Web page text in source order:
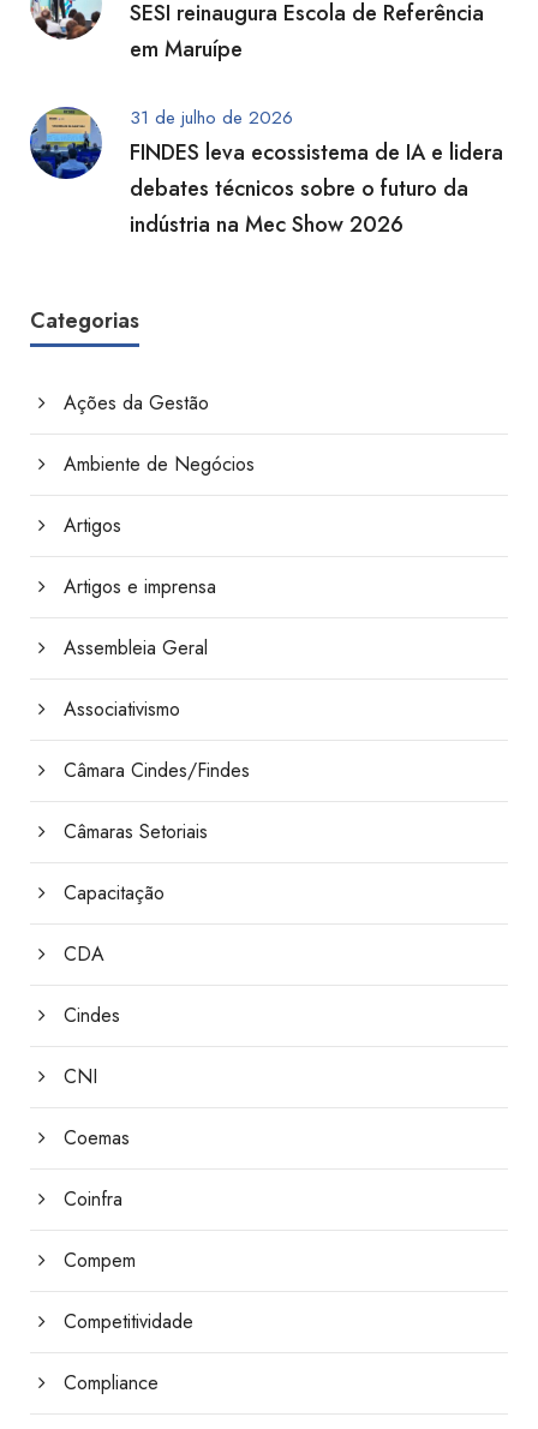
SESI reinaugura Escola de Referência
em Maruípe
31 de julho de 2026
FINDES leva ecossistema de IA e lidera
debates técnicos sobre o futuro da
indústria na Mec Show 2026
Categorias
Ações da Gestão
Ambiente de Negócios
Artigos
Artigos e imprensa
Assembleia Geral
Associativismo
Câmara Cindes/Findes
Câmaras Setoriais
Capacitação
CDA
Cindes
CNI
Coemas
Coinfra
Compem
Competitividade
Compliance